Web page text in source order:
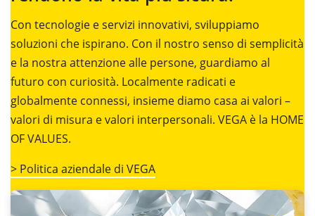
Con tecnologie e servizi innovativi, sviluppiamo
soluzioni che ispirano. Con il nostro senso di semplicità
e la nostra attenzione alle persone, guardiamo al
futuro con curiosità. Localmente radicati e
globalmente connessi, insieme diamo casa ai valori –
valori di misura e valori interpersonali. VEGA è la HOME
OF VALUES.
> Politica aziendale di VEGA